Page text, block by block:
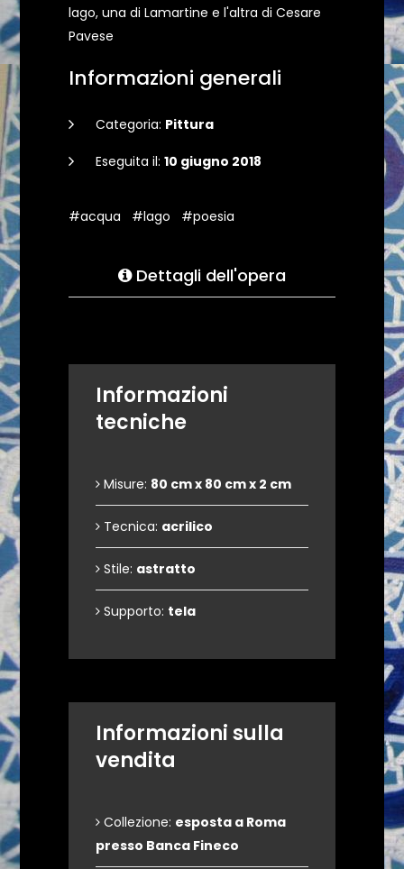
lago, una di Lamartine e l'altra di Cesare
Pavese
Informazioni generali
Categoria: Pittura
Eseguita il: 10 giugno 2018
#acqua #lago #poesia
Dettagli dell'opera
Informazioni
tecniche
Misure: 80 cm x 80 cm x 2 cm
Tecnica: acrilico
Stile: astratto
Supporto: tela
Informazioni sulla
vendita
Collezione: esposta a Roma
presso Banca Fineco